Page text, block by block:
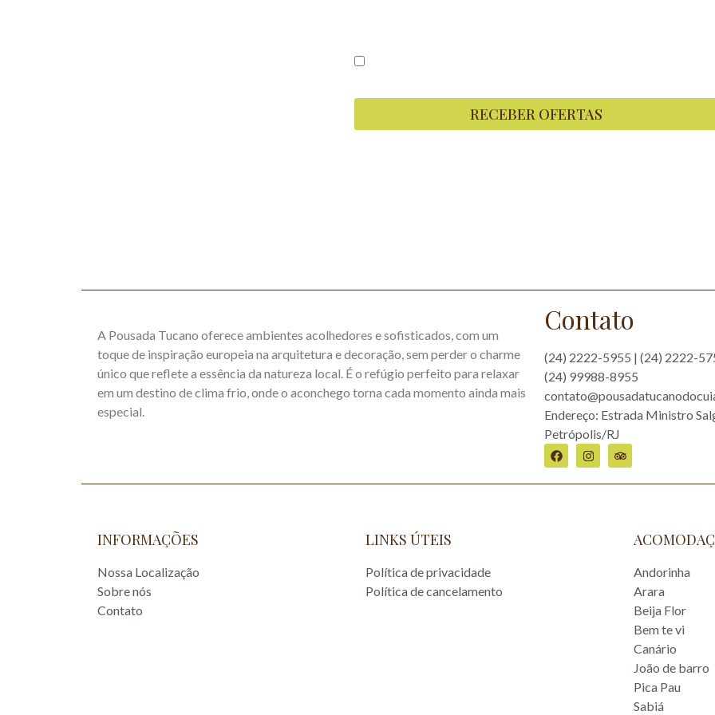
RECEBER OFERTAS
A Pousada Tucano oferece ambientes acolhedores e sofisticados, com um
toque de inspiração europeia na arquitetura e decoração, sem perder o charme
único que reflete a essência da natureza local. É o refúgio perfeito para relaxar
em um destino de clima frio, onde o aconchego torna cada momento ainda mais
especial.
Contato
(24) 2222-5955 | (24) 2222-
(24) 99988-8955
Endereço: Estrada Ministro
Petrópolis/RJ
INFORMAÇÕES
Nossa Localização
Sobre nós
Contato
LINKS ÚTEIS
Política de privacidade
Política de cancelamento
Andorinha
Arara
Beija Flor
Bem te vi
Canário
João de barro
Pica Pau
Sabiá